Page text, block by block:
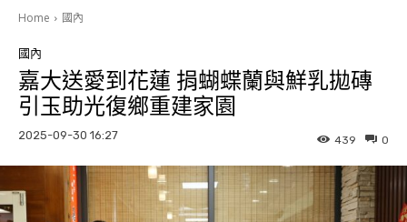
Home 國內
國內
嘉大送愛到花蓮 捐蝴蝶蘭與鮮乳拋磚
引玉助光復鄉重建家園
2025-09-30 16:27 0
439